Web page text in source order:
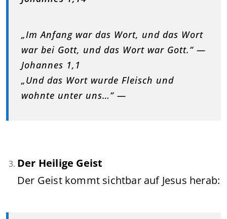
„Im Anfang war das Wort, und das Wort
war bei Gott, und das Wort war Gott.“ —
Johannes 1,1
„Und das Wort wurde Fleisch und
wohnte unter uns…“ —
Der Heilige Geist
Der Geist kommt sichtbar auf Jesus herab: